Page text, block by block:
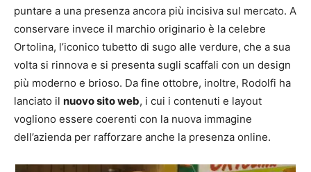
puntare a una presenza ancora più incisiva sul mercato. A
conservare invece il marchio originario è la celebre
Ortolina, l’iconico tubetto di sugo alle verdure, che a sua
volta si rinnova e si presenta sugli scaffali con un design
più moderno e brioso. Da fine ottobre, inoltre, Rodolfi ha
lanciato il nuovo sito web, i cui i contenuti e layout
vogliono essere coerenti con la nuova immagine
dell’azienda per rafforzare anche la presenza online.